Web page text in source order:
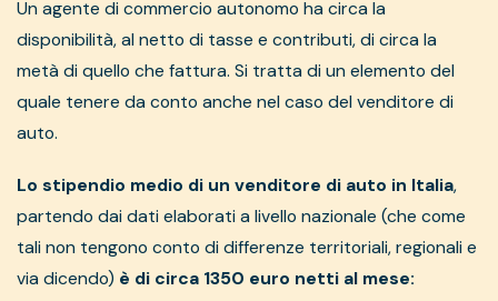
Un agente di commercio autonomo ha circa la
disponibilità, al netto di tasse e contributi, di circa la
metà di quello che fattura. Si tratta di un elemento del
quale tenere da conto anche nel caso del venditore di
auto.
Lo stipendio medio di un venditore di auto in Italia,
partendo dai dati elaborati a livello nazionale (che come
tali non tengono conto di differenze territoriali, regionali e
via dicendo) è di circa 1350 euro netti al mese: